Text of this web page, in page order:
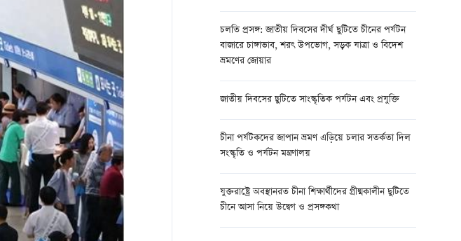
চলতি প্রসঙ্গ: জাতীয় দিবসের দীর্ঘ ছুটিতে চীনের পর্যটন
বাজারে চাঙ্গাভাব, শরৎ উপভোগ, সড়ক যাত্রা ও বিদেশ
ভ্রমণের জোয়ার
জাতীয় দিবসের ছুটিতে সাংস্কৃতিক পর্যটন এবং প্রযুক্তি
চীনা পর্যটকদের জাপান ভ্রমণ এড়িয়ে চলার সতর্কতা দিল
সংস্কৃতি ও পর্যটন মন্ত্রণালয়
যুক্তরাষ্ট্রে অবস্থানরত চীনা শিক্ষার্থীদের গ্রীষ্মকালীন ছুটিতে
চীনে আসা নিয়ে উদ্বেগ ও প্রসঙ্গকথা